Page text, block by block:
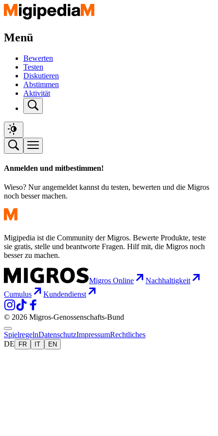
Menü
Bewerten
Testen
Diskutieren
Abstimmen
Aktivität
Anmelden und mitbestimmen!
Wieso? Nur angemeldet kannst du testen, bewerten und die Migros
noch besser machen.
Migipedia ist die Community der Migros. Bewerte Produkte, teste
sie gratis, stelle und beantworte Fragen. Hilf mit, die Migros noch
besser zu machen.
Migros Online
Nachhaltigkeit
Cumulus
Kundendienst
© 2026 Migros-Genossenschafts-Bund
SpielregelnDatenschutzImpressumRechtliches
DE
FR IT EN